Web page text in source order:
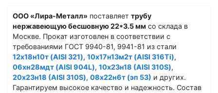
ООО «Лира-Металл» поставляет трубу
нержавеющую бесшовную 22*3.5 мм со склада в
Москве. Прокат изготовлен в соответствии с
требованиями ГОСТ 9940-81, 9941-81 из стали
12х18н10т (AISI 321), 10х17н13м2т (AISI 316Ti),
06хн28мдт (AISI 904L), 10х23н18 (AISI 310S),
20х23н18 (AISI 310S), 08х22н6т (эп 53) и других.
Гарантируем высокое качество и надежность. Состав